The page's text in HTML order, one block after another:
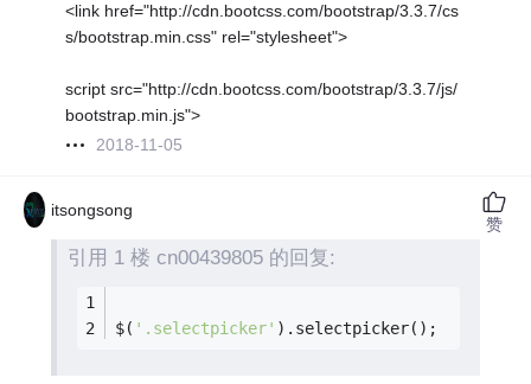
<link href="http://cdn.bootcss.com/bootstrap/3.3.7/cs
s/bootstrap.min.css" rel="stylesheet">
script src="http://cdn.bootcss.com/bootstrap/3.3.7/js/
bootstrap.min.js">
2018-11-05
itsongsong
引用 1 楼 cn00439805 的回复:
$( '.selectpicker' ).selectpicker();
赞